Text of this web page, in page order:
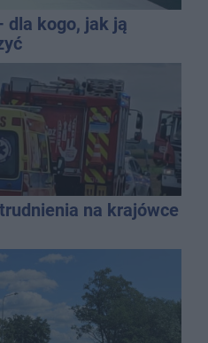
dla kogo, jak ją
na krajówce